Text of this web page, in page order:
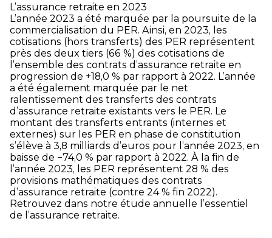
L’assurance retraite en 2023
L’année 2023 a été marquée par la poursuite de la
commercialisation du PER. Ainsi, en 2023, les
cotisations (hors transferts) des PER représentent
près des deux tiers (66 %) des cotisations de
l’ensemble des contrats d’assurance retraite en
progression de +18,0 % par rapport à 2022. L’année
a été également marquée par le net
ralentissement des transferts des contrats
d’assurance retraite existants vers le PER. Le
montant des transferts entrants (internes et
externes) sur les PER en phase de constitution
s’élève à 3,8 milliards d’euros pour l’année 2023, en
baisse de −74,0 % par rapport à 2022. À la fin de
l’année 2023, les PER représentent 28 % des
provisions mathématiques des contrats
d’assurance retraite (contre 24 % fin 2022).
Retrouvez dans notre étude annuelle l’essentiel
de l’assurance retraite.